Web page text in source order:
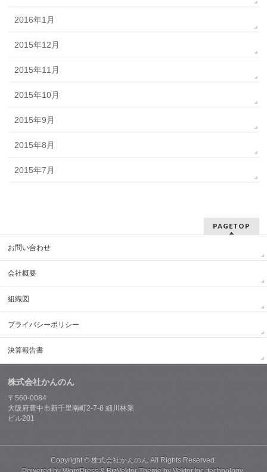
2016年1月
2015年12月
2015年11月
2015年10月
2015年9月
2015年8月
2015年7月
PAGETOP
お問い合わせ
会社概要
組織図
プライバシーポリシー
決算報告書
株式会社かんのん
〒560-0084
大阪府豊中市新千里南町2-7-8 細川林業
ビル201
Copyright © 株式会社かんのん All Rights Reserved.